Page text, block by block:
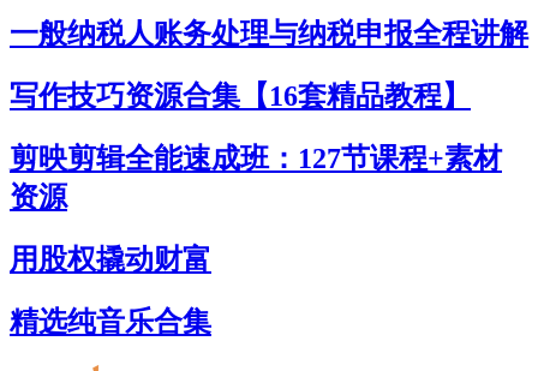
一般纳税人账务处理与纳税申报全程讲解
写作技巧资源合集【16套精品教程】
剪映剪辑全能速成班：127节课程+素材
资源
用股权撬动财富
精选纯音乐合集